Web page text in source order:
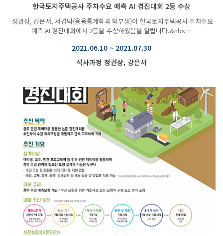
한국토지주택공사 주차수요 예측 AI 경진대회 2등 수상
정권상, 강은서, 서경덕(응용통계학과 학부생)이 한국토지주택공사 주차수요
예측 AI 경진대회에서 2등을 수상하였음을 알립니다.&nbs…
2021.06.10 ~ 2021.07.30
석사과정 정권상, 강은서